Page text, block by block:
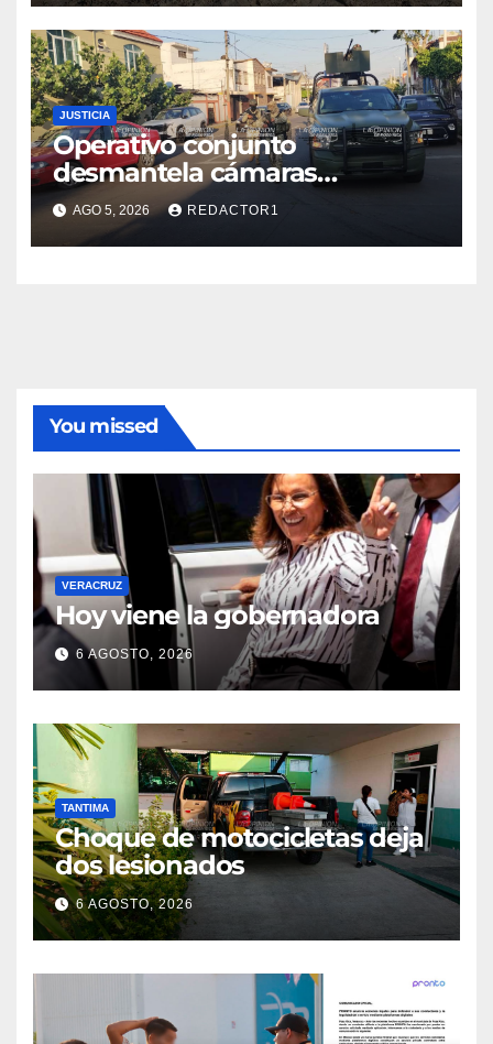
JUSTICIA
Operativo conjunto
desmantela cámaras
presuntamente irregulares en
Poza Rica; fuerzas federales y
estatales refuerzan vigilancia
AGO 5, 2026 REDACTOR1
You missed
VERACRUZ
Hoy viene la gobernadora
6 AGOSTO, 2026
TANTIMA
Choque de motocicletas deja
dos lesionados
6 AGOSTO, 2026